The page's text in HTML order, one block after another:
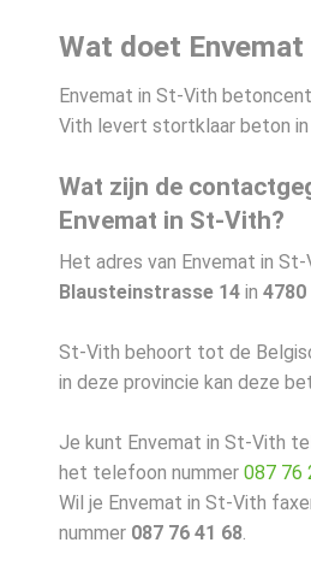
Wat doet
Envemat in St-Vith
Vith levert stortklaar beton in
Wat zijn de
Envemat in St-Vith?
Het adres van Envemat in St-
Blausteinstrasse 14in
St-Vith behoort tot de
in deze provincie kan deze
Je kunt Envemat in St-Vith
het telefoon nummer 087 76
Wil je Envemat in St-Vith
nummer 087 76 41 68.